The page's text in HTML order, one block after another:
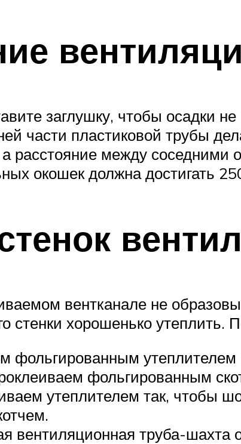
заглушку, чтобы осадки
части пластиковой трубы
расстояние между
окошек должна достигать
вентканале не
стенки хорошенько утеплить.
фольгированным утеплителем
фольгированным
утеплителем так, чтобы
вентиляционная труба-шахта